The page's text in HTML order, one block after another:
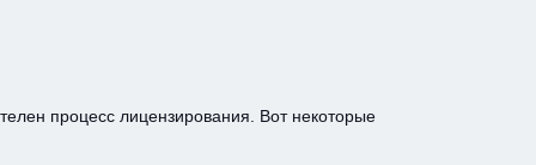
процесс лицензирования. Вот некоторые